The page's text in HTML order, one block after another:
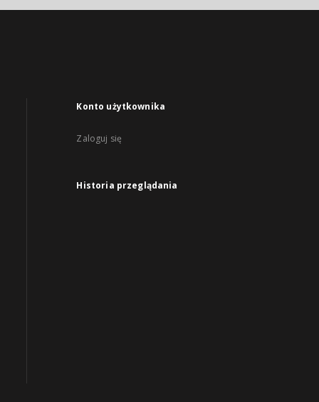
Konto użytkownika
Zaloguj się
Historia przeglądania